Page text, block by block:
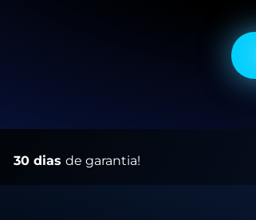
30 dias de garantia!